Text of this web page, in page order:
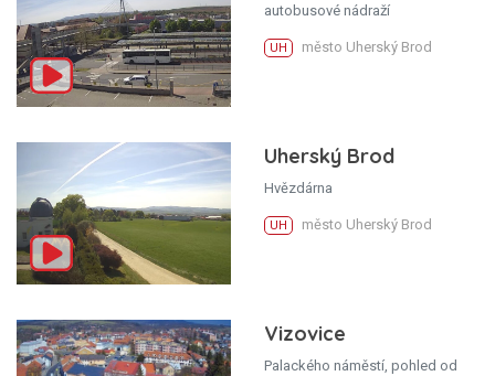
autobusové nádraží
UH město Uherský Brod
Uherský Brod
Hvězdárna
UH město Uherský Brod
Vizovice
Palackého náměstí, pohled od